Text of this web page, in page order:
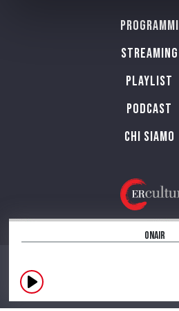
OnAir
Programmi
Streaming
Playlist
PODCAST
Chi siamo